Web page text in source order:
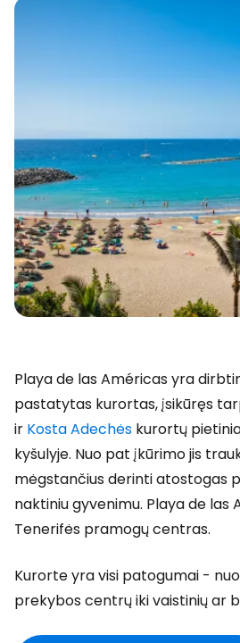
Playa de las Américas yra
pastatytas kurortas, įsikūręs
ir Kosta Adechės kurortų
kyšulyje. Nuo pat įkūrimo jis
mėgstančius derinti atostogas
naktiniu gyvenimu. Playa de las
Tenerifės pramogų centras.
Kurorte yra visi patogumai -
prekybos centrų iki vaistinių ar
Tęsti su